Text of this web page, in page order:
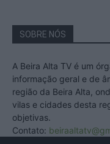
SOBRE NÓS
A Beira Alta TV é um
informação geral e de
região da Beira Alta,
vilas e cidades desta
objetivas.
Contato: